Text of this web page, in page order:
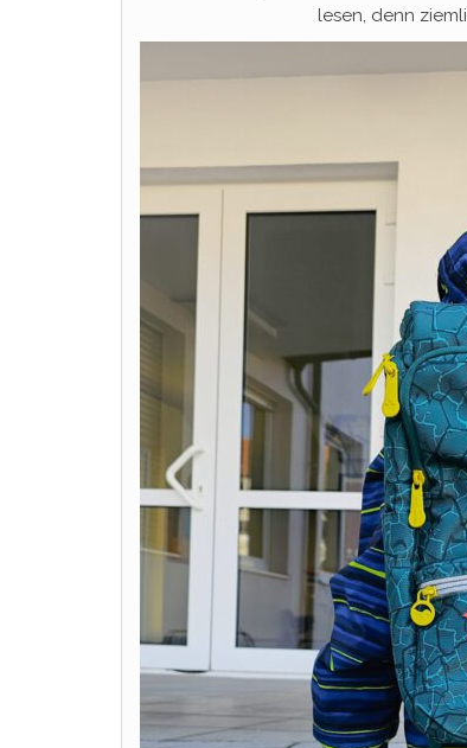
lesen, denn